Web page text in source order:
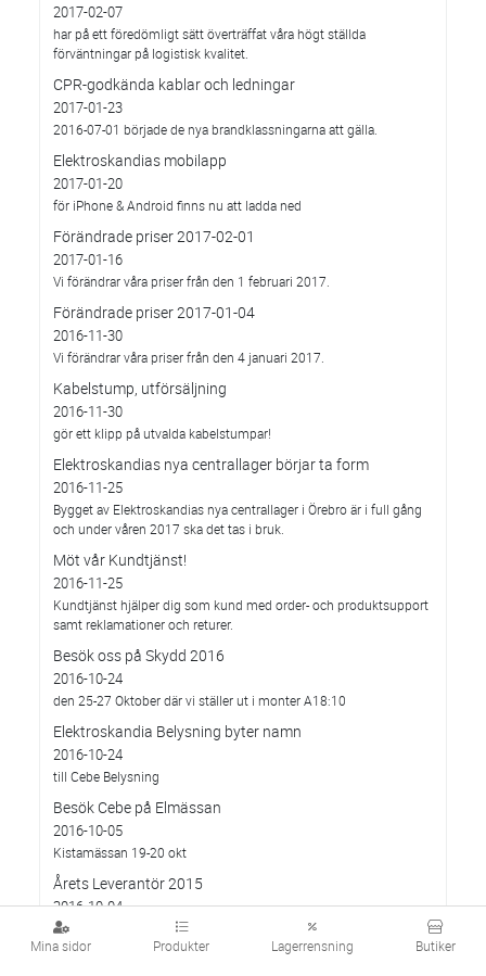
Mina sidor Produkter Lagerrensning Butiker
2017-02-07
har på ett föredömligt sätt överträffat våra högt ställda
förväntningar på logistisk kvalitet.
CPR-godkända kablar och ledningar
2017-01-23
2016-07-01 började de nya brandklassningarna att gälla.
Elektroskandias mobilapp
2017-01-20
för iPhone & Android finns nu att ladda ned
Förändrade priser 2017-02-01
2017-01-16
Vi förändrar våra priser från den 1 februari 2017.
Förändrade priser 2017-01-04
2016-11-30
Vi förändrar våra priser från den 4 januari 2017.
Kabelstump, utförsäljning
2016-11-30
gör ett klipp på utvalda kabelstumpar!
Elektroskandias nya centrallager börjar ta form
2016-11-25
Bygget av Elektroskandias nya centrallager i Örebro är i full gång
och under våren 2017 ska det tas i bruk.
Möt vår Kundtjänst!
2016-11-25
Kundtjänst hjälper dig som kund med order- och produktsupport
samt reklamationer och returer.
Besök oss på Skydd 2016
2016-10-24
den 25-27 Oktober där vi ställer ut i monter A18:10
Elektroskandia Belysning byter namn
2016-10-24
till Cebe Belysning
Besök Cebe på Elmässan
2016-10-05
Kistamässan 19-20 okt
Årets Leverantör 2015
2016-10-04
För 2015 gick den prestigefyllda utmärkelsen till MP bolagen.